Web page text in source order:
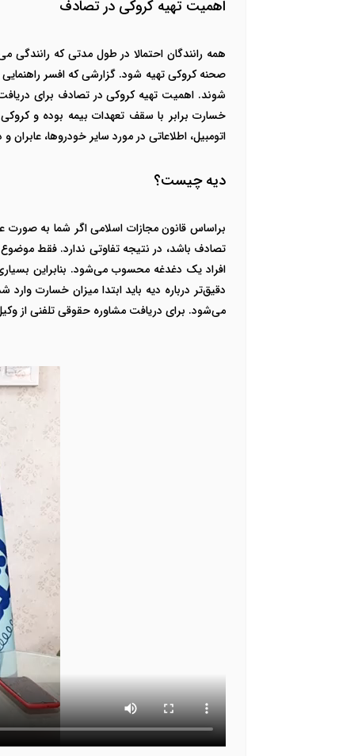
اهمیت تهیه کروکی در تصادف
همه رانندگان احتمالا در طول مدتی که
صحنه کروکی تهیه شود. گزارشی که افسر راهنمایی
شوند. اهمیت تهیه کروکی در تصادف برای
خسارت برابر با سقف تعهدات بیمه بوده و
اتومبیل،‌ اطلاعاتی در مورد سایر خودروها،
دیه چیست؟
براساس قانون مجازات اسلامی اگر شما به
تصادف باشد، در نتیجه تفاوتی ندارد. فقط
افراد یک دغدغه محسوب می‌شود. بنابراین
دقیق‌تر درباره دیه باید ابتدا میزان خسارت
می‌شود. برای دریافت مشاوره حقوقی تلفنی از وکیل کاربلد با شماره